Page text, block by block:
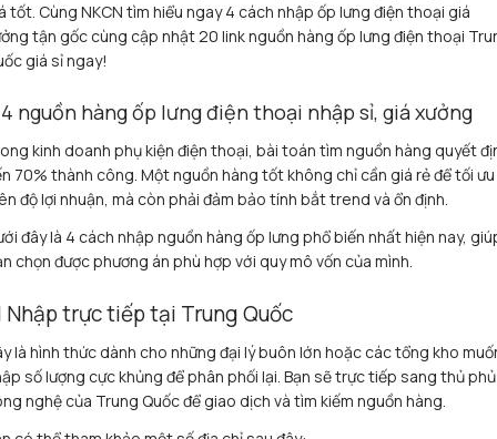
tốt. Cùng NKCN tìm hiểu ngay 4 cách nhập ốp lưng điện thoại giá
tận gốc cùng cập nhật 20 link nguồn hàng ốp lưng điện thoại
giá sỉ ngay!
4 nguồn hàng ốp lưng điện thoại nhập sỉ, giá xưởng
kinh doanh phụ kiện điện thoại, bài toán tìm nguồn hàng quyết
70% thành công. Một nguồn hàng tốt không chỉ cần giá rẻ để tối ưu
độ lợi nhuận, mà còn phải đảm bảo tính bắt trend và ổn định.
đây là 4 cách nhập nguồn hàng ốp lưng phổ biến nhất hiện nay,
chọn được phương án phù hợp với quy mô vốn của mình.
Nhập trực tiếp tại Trung Quốc
là hình thức dành cho những đại lý buôn lớn hoặc các tổng kho
số lượng cực khủng để phân phối lại. Bạn sẽ trực tiếp sang thủ phủ
nghệ của Trung Quốc để giao dịch và tìm kiếm nguồn hàng.